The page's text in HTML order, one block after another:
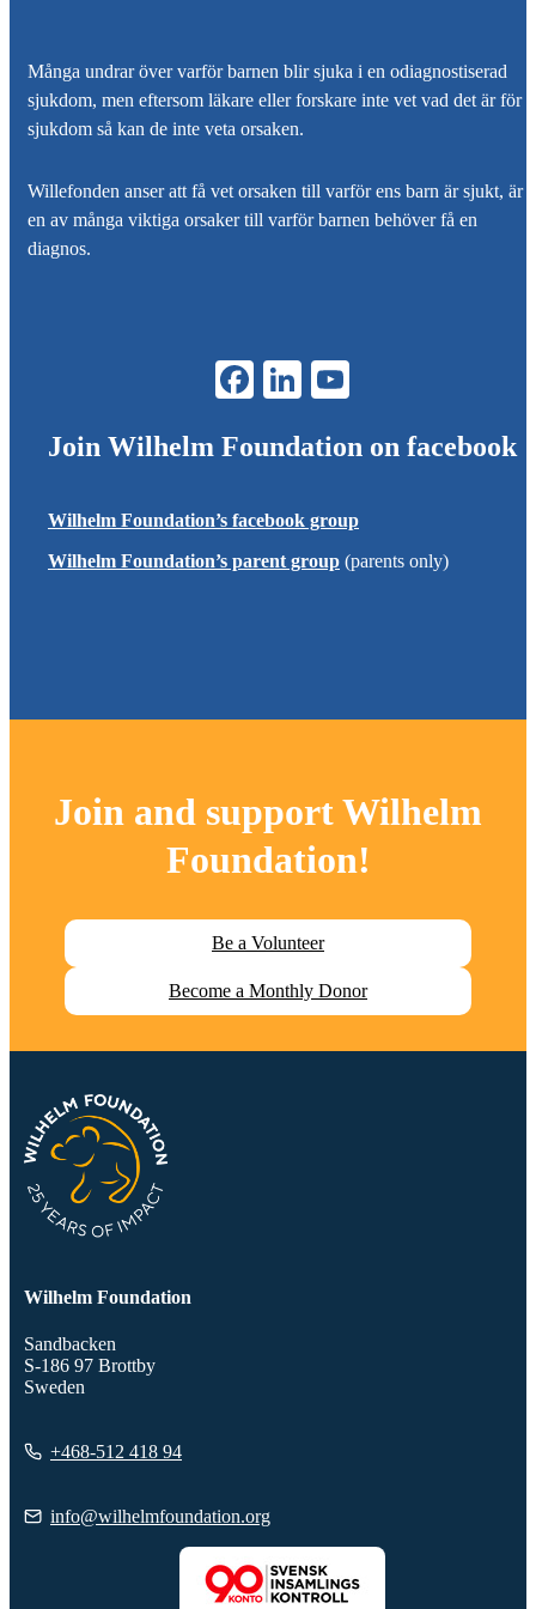
Många undrar över varför barnen blir sjuka i en odiagnostiserad
sjukdom, men eftersom läkare eller forskare inte vet vad det är för
sjukdom så kan de inte veta orsaken.
Willefonden anser att få vet orsaken till varför ens barn är sjukt, är
en av många viktiga orsaker till varför barnen behöver få en
diagnos.
Join Wilhelm Foundation on facebook
Wilhelm Foundation’s facebook group
Wilhelm Foundation’s parent group (parents only)
Join and supportWilhelm
Foundation!
Be a Volunteer
Become a Monthly Donor
Wilhelm Foundation
Sandbacken
S-186 97 Brottby
Sweden
+468-512 418 94
info@wilhelmfoundation.org